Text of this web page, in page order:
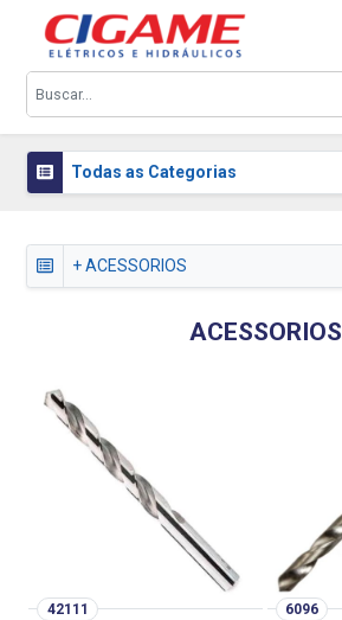
Todas as Categorias
+ ACESSORIOS
ACESSORIOS
42111 6096